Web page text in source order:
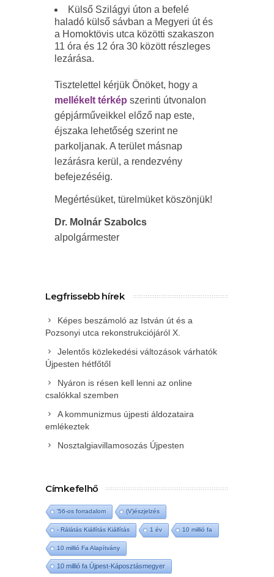
Külső Szilágyi úton a befelé
haladó külső sávban a Megyeri út és
a Homoktövis utca közötti szakaszon
11 óra és 12 óra 30 között részleges
lezárása.
Tisztelettel kérjük Önöket, hogy a
mellékelt térkép szerinti útvonalon
gépjárműveikkel előző nap este,
éjszaka lehetőség szerint ne
parkoljanak. A terület másnap
lezárásra kerül, a rendezvény
befejezéséig.
Megértésüket, türelmüket köszönjük!
Dr. Molnár Szabolcs
alpolgármester
Legfrissebb hírek
Képes beszámoló az István út és a
Pozsonyi utca rekonstrukciójáról X.
Jelentős közlekedési változások várhatók
Újpesten hétfőtől
Nyáron is résen kell lenni az online
csalókkal szemben
A kommunizmus újpesti áldozataira
emlékeztek
Nosztalgiavillamosozás Újpesten
Címkefelhő
'56-os forradalom (V)észjelzés
- Rálátás Kiállítás Kiállítás 1 év 10 millió fa
10 millió Fa Alapítvány
10 millió fa Újpest-Káposztásmegyer